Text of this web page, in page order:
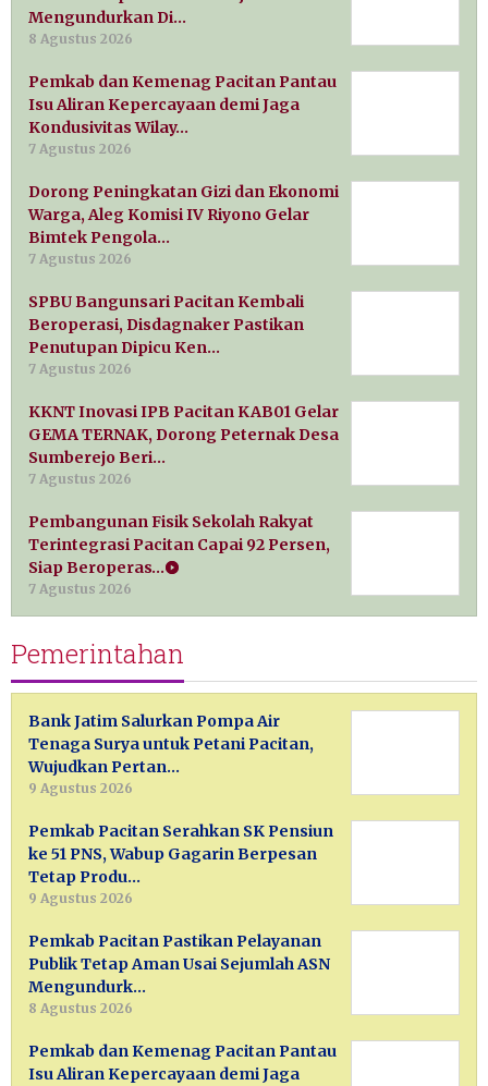
Mengundurkan Di…
8 Agustus 2026
Pemkab dan Kemenag Pacitan Pantau
Isu Aliran Kepercayaan demi Jaga
Kondusivitas Wilay…
7 Agustus 2026
Dorong Peningkatan Gizi dan Ekonomi
Warga, Aleg Komisi IV Riyono Gelar
Bimtek Pengola…
7 Agustus 2026
SPBU Bangunsari Pacitan Kembali
Beroperasi, Disdagnaker Pastikan
Penutupan Dipicu Ken…
7 Agustus 2026
KKNT Inovasi IPB Pacitan KAB01 Gelar
GEMA TERNAK, Dorong Peternak Desa
Sumberejo Beri…
7 Agustus 2026
Pembangunan Fisik Sekolah Rakyat
Terintegrasi Pacitan Capai 92 Persen,
Siap Beroperas…
7 Agustus 2026
Pemerintahan
Bank Jatim Salurkan Pompa Air
Tenaga Surya untuk Petani Pacitan,
Wujudkan Pertan…
9 Agustus 2026
Pemkab Pacitan Serahkan SK Pensiun
ke 51 PNS, Wabup Gagarin Berpesan
Tetap Produ…
9 Agustus 2026
Pemkab Pacitan Pastikan Pelayanan
Publik Tetap Aman Usai Sejumlah ASN
Mengundurk…
8 Agustus 2026
Pemkab dan Kemenag Pacitan Pantau
Isu Aliran Kepercayaan demi Jaga